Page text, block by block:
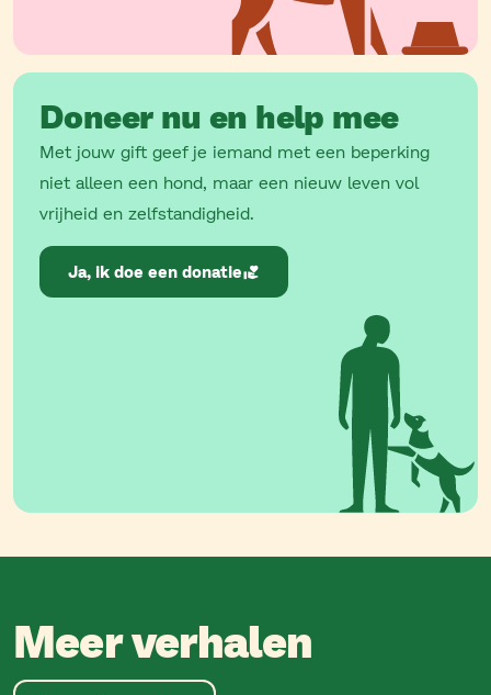
Doneer nu en help mee
Met jouw gift geef je iemand met een beperking
niet alleen een hond, maar een nieuw leven vol
vrijheid en zelfstandigheid.
Ja, ik doe een donatie
Meer verhalen